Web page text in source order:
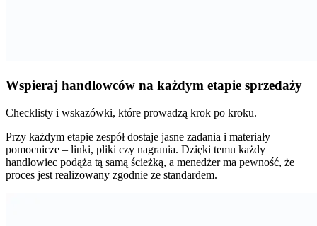
Wspieraj handlowców na każdym etapie sprzedaży
Checklisty i wskazówki, które prowadzą krok po kroku.
Przy każdym etapie zespół dostaje jasne zadania i materiały
pomocnicze – linki, pliki czy nagrania. Dzięki temu każdy
handlowiec podąża tą samą ścieżką, a menedżer ma pewność, że
proces jest realizowany zgodnie ze standardem.